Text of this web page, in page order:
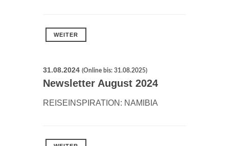
WEITER
31.08.2024 (Online bis: 31.08.2025)
Newsletter August 2024
REISEINSPIRATION: NAMIBIA